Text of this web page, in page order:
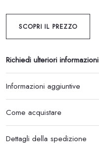
SCOPRI IL PREZZO
Richiedi ulteriori informazioni
Informazioni aggiuntive
Come acquistare
Dettagli della spedizione